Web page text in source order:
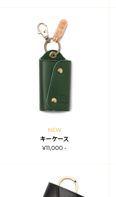
NEW
キーケース
¥11,000 -